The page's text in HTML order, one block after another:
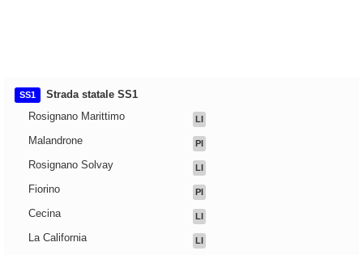
SS1
Strada statale SS1
Rosignano Marittimo
LI
Malandrone PI
Rosignano Solvay LI
Fiorino PI
Cecina LI
La California LI